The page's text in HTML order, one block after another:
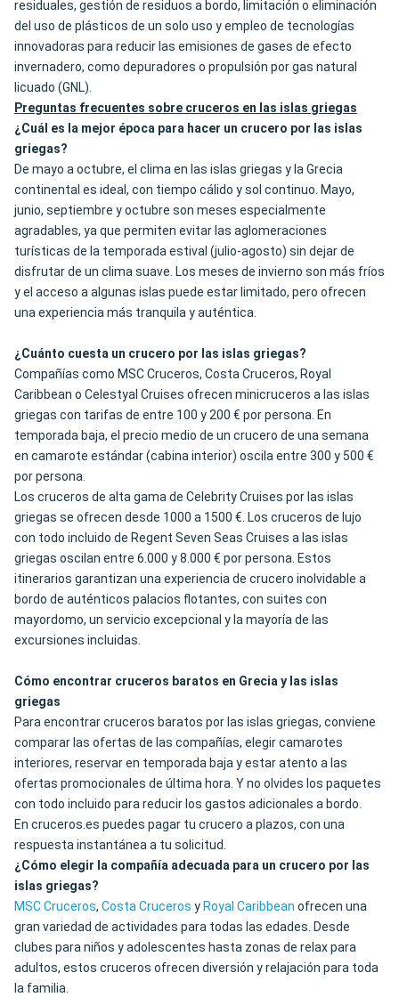
residuales, gestión de residuos a bordo, limitación o eliminación
del uso de plásticos de un solo uso y empleo de tecnologías
innovadoras para reducir las emisiones de gases de efecto
invernadero, como depuradores o propulsión por gas natural
licuado (GNL).
Preguntas frecuentes sobre cruceros en las islas griegas
¿Cuál es la mejor época para hacer un crucero por las islas
griegas?
De mayo a octubre, el clima en las islas griegas y la Grecia
continental es ideal, con tiempo cálido y sol continuo. Mayo,
junio, septiembre y octubre son meses especialmente
agradables, ya que permiten evitar las aglomeraciones
turísticas de la temporada estival (julio-agosto) sin dejar de
disfrutar de un clima suave. Los meses de invierno son más fríos
y el acceso a algunas islas puede estar limitado, pero ofrecen
una experiencia más tranquila y auténtica.
¿Cuánto cuesta un crucero por las islas griegas?
Compañías como MSC Cruceros, Costa Cruceros, Royal
Caribbean o Celestyal Cruises ofrecen minicruceros a las islas
griegas con tarifas de entre 100 y 200 € por persona. En
temporada baja, el precio medio de un crucero de una semana
en camarote estándar (cabina interior) oscila entre 300 y 500 €
por persona.
Los cruceros de alta gama de Celebrity Cruises por las islas
griegas se ofrecen desde 1000 a 1500 €. Los cruceros de lujo
con todo incluido de Regent Seven Seas Cruises a las islas
griegas oscilan entre 6.000 y 8.000 € por persona. Estos
itinerarios garantizan una experiencia de crucero inolvidable a
bordo de auténticos palacios flotantes, con suites con
mayordomo, un servicio excepcional y la mayoría de las
excursiones incluidas.
Cómo encontrar cruceros baratos en Grecia y las islas
griegas
Para encontrar cruceros baratos por las islas griegas, conviene
comparar las ofertas de las compañías, elegir camarotes
interiores, reservar en temporada baja y estar atento a las
ofertas promocionales de última hora. Y no olvides los paquetes
con todo incluido para reducir los gastos adicionales a bordo.
En cruceros.es puedes pagar tu crucero a plazos, con una
respuesta instantánea a tu solicitud.
¿Cómo elegir la compañía adecuada para un crucero por las
islas griegas?
MSC Cruceros, Costa Cruceros y Royal Caribbean ofrecen una
gran variedad de actividades para todas las edades. Desde
clubes para niños y adolescentes hasta zonas de relax para
adultos, estos cruceros ofrecen diversión y relajación para toda
la familia.